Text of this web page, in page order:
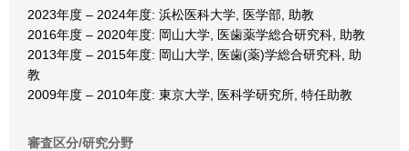
2023年度 – 2024年度: 浜松医科大学, 医学部, 助教
2016年度 – 2020年度: 岡山大学, 医歯薬学総合研究科, 助教
2013年度 – 2015年度: 岡山大学, 医歯(薬)学総合研究科, 助
教
2009年度 – 2010年度: 東京大学, 医科学研究所, 特任助教
審査区分/研究分野